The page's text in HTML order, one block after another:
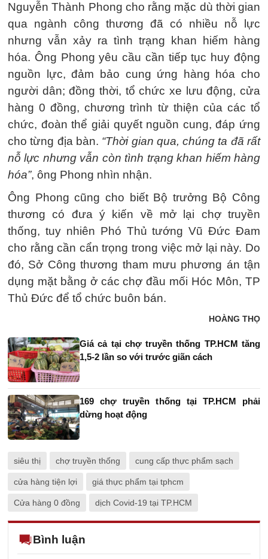
Nguyễn Thành Phong cho rằng mặc dù thời gian
qua ngành công thương đã có nhiều nỗ lực
nhưng vẫn xảy ra tình trạng khan hiếm hàng
hóa. Ông Phong yêu cầu cần tiếp tục huy động
nguồn lực, đảm bảo cung ứng hàng hóa cho
người dân; đồng thời, tổ chức xe lưu động, cửa
hàng 0 đồng, chương trình từ thiện của các tổ
chức, đoàn thể giải quyết nguồn cung, đáp ứng
cho từng địa bàn. “Thời gian qua, chúng ta đã rất
nỗ lực nhưng vẫn còn tình trạng khan hiếm hàng
hóa”, ông Phong nhìn nhận.
Ông Phong cũng cho biết Bộ trưởng Bộ Công
thương có đưa ý kiến về mở lại chợ truyền
thống, tuy nhiên Phó Thủ tướng Vũ Đức Đam
cho rằng cần cẩn trọng trong việc mở lại này. Do
đó, Sở Công thương tham mưu phương án tận
dụng mặt bằng ở các chợ đầu mối Hóc Môn, TP
Thủ Đức để tổ chức buôn bán.
HOÀNG THỌ
Giá cả tại chợ truyền thống TP.HCM tăng
1,5-2 lần so với trước giãn cách
169 chợ truyền thống tại TP.HCM phải
dừng hoạt động
siêu thị chợ truyền thống cung cấp thực phẩm sạch
cửa hàng tiện lợi giá thực phẩm tại tphcm
Cửa hàng 0 đồng dịch Covid-19 tại TP.HCM
Bình luận